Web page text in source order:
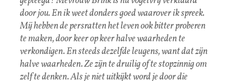
door jou. En ik weet donders goed waarover ik spreek.
Mij hebben de persratten het leven ook bitter proberen
te maken, door keer op keer halve waarheden te
verkondigen. En steeds dezelfde leugens, want dat zijn
halve waarheden. Ze zijn te druilig of te stopzinnig om
zelf te denken. Als je niet uitkijkt word je door die